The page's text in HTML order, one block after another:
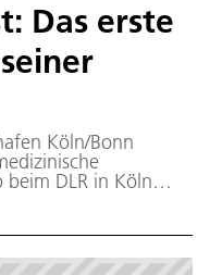
Das erste
Köln/Bonn
beim DLR in Köln